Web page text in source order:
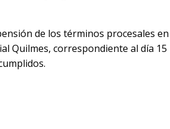
de los términos procesales en
Quilmes, correspondiente al día 15